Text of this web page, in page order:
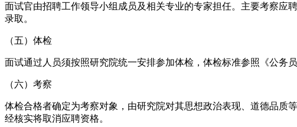
面试官由招聘工作领导小组成员及相关专业的专家担任。主要考察应
录取。
（五）体检
面试通过人员须按照研究院统一安排参加体检，体检标准参照《公务
（六）考察
体检合格者确定为考察对象，由研究院对其思想政治表现、道德品质
经核实将取消应聘资格。